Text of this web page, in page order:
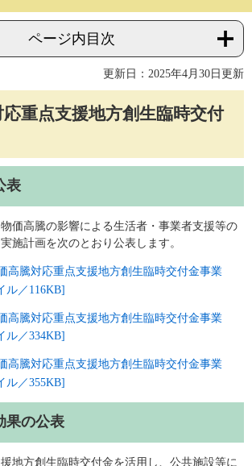
ページ内目次
更新日：2025年4月30日更新
重点支援地方創生臨時交付
表
価高騰の影響による生活者・事業者支援等の
施計画を次のとおり公表します。
高騰対応重点支援地方創生臨時交付金事業
ル／116KB]
高騰対応重点支援地方創生臨時交付金事業
ル／334KB]
高騰対応重点支援地方創生臨時交付金事業
ル／355KB]
果の公表
地方創生臨時交付金を活用し、公共施設等に